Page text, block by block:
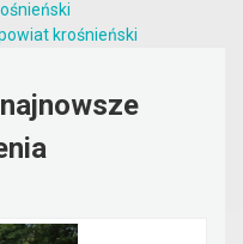
krośnieński